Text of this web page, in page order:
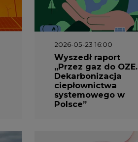
2026-05-23 16:00
Wyszedł raport
„Przez gaz do OZE.
Dekarbonizacja
ciepłownictwa
systemowego w
Polsce”